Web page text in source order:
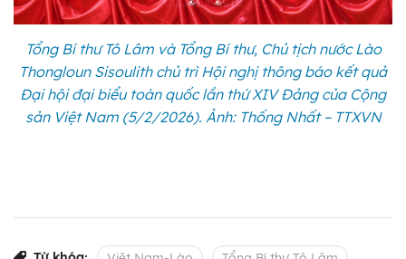
Tổng Bí thư Tô Lâm và Tổng Bí thư, Chủ tịch nước Lào
Thongloun Sisoulith chủ trì Hội nghị thông báo kết quả
Đại hội đại biểu toàn quốc lần thứ XIV Đảng của Cộng
sản Việt Nam (5/2/2026). Ảnh: Thống Nhất – TTXVN